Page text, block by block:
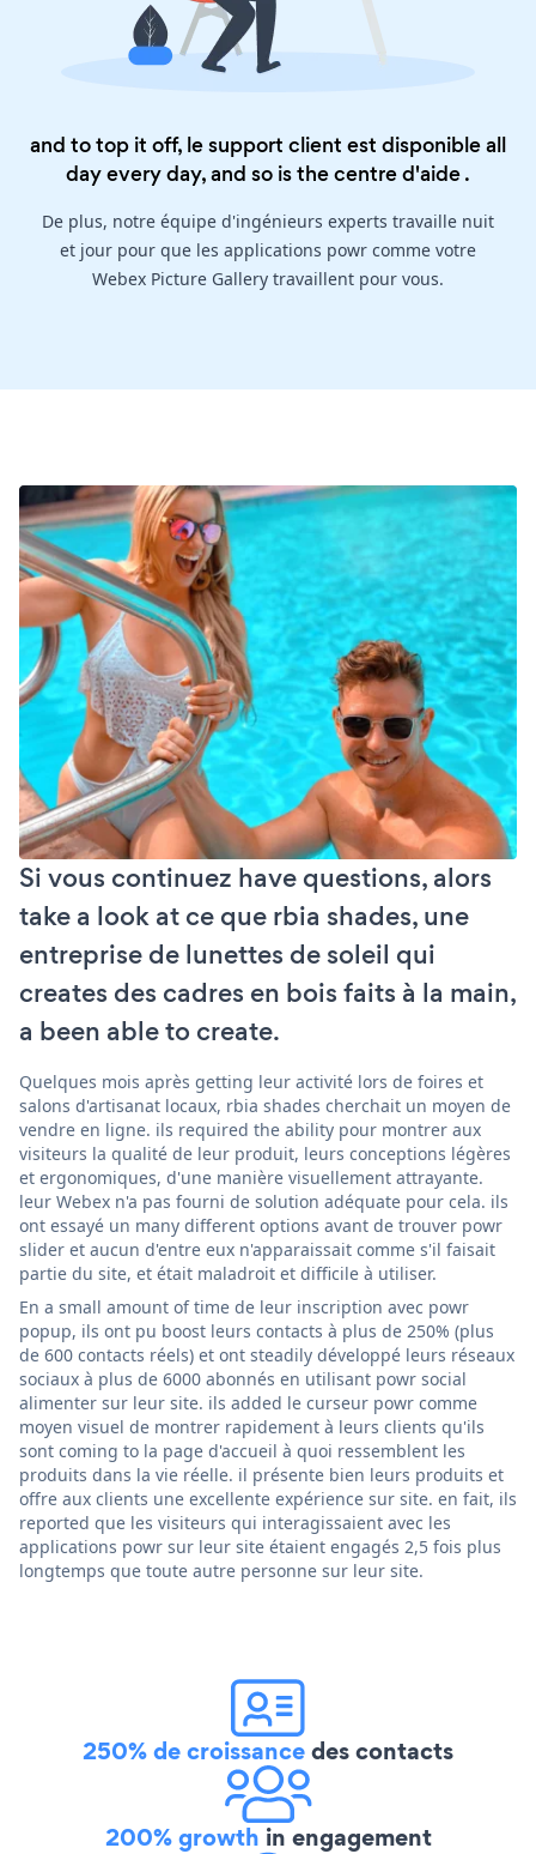
and to top it off, le support client est disponible all
day every day, and so is thecentre d'aide.
De plus, notre équipe d'ingénieurs experts travaille nuit
et jour pour que les applications powr comme votre
Webex Picture Gallery travaillent pour vous.
Si vous continuez have questions, alors
take a look at ce que rbia shades, une
entreprise de lunettes de soleil qui
creates des cadres en bois faits à la main,
a been able to create.
Quelques mois après getting leur activité lors de foires et
salons d'artisanat locaux, rbia shades cherchait un moyen de
vendre en ligne. ils required the ability pour montrer aux
visiteurs la qualité de leur produit, leurs conceptions légères
et ergonomiques, d'une manière visuellement attrayante.
leur Webex n'a pas fourni de solution adéquate pour cela. ils
ont essayé un many different options avant de trouver powr
slider et aucun d'entre eux n'apparaissait comme s'il faisait
partie du site, et était maladroit et difficile à utiliser.
En a small amount of time de leur inscription avec powr
popup, ils ont pu boost leurs contacts à plus de 250% (plus
de 600 contacts réels) et ont steadily développé leurs réseaux
sociaux à plus de 6000 abonnés en utilisant powr social
alimenter sur leur site. ils added le curseur powr comme
moyen visuel de montrer rapidement à leurs clients qu'ils
sont coming to la page d'accueil à quoi ressemblent les
produits dans la vie réelle. il présente bien leurs produits et
offre aux clients une excellente expérience sur site. en fait, ils
reported que les visiteurs qui interagissaient avec les
applications powr sur leur site étaient engagés 2,5 fois plus
longtemps que toute autre personne sur leur site.
250% de croissancedes contacts
200% growth in engagement